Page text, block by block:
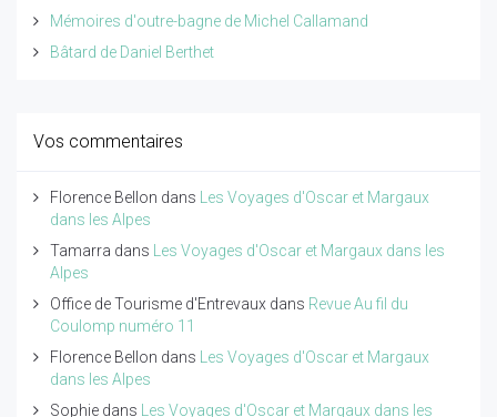
Mémoires d'outre-bagne de Michel Callamand
Bâtard de Daniel Berthet
Vos commentaires
Florence Bellon dans
Les Voyages d'Oscar et Margaux
dans les Alpes
Tamarra dans
Les Voyages d'Oscar et Margaux dans les
Alpes
Office de Tourisme d'Entrevaux dans Revue Au fil du
Coulomp numéro 11
Florence Bellon dans
Les Voyages d'Oscar et Margaux
dans les Alpes
Sophie dans
Les Voyages d'Oscar et Margaux dans les